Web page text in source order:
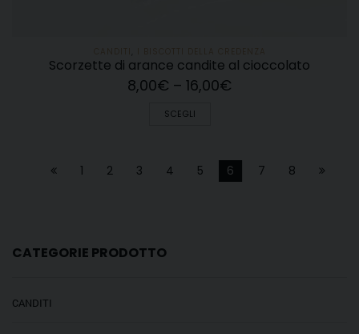
Scorzette di arance candite al cioccolato
8,00€ – 16,00€
SCEGLI
1 2 3 4 5 6 7 8
CATEGORIE PRODOTTO
CANDITI